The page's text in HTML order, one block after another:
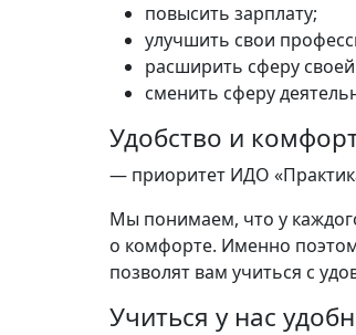
повысить зарплату;
улучшить свои
расширить сферу
сменить сферу
Удобство и
— приоритет ИДО
Мы понимаем, что у
о комфорте. Именно
позволят вам учиться с
Учиться у нас